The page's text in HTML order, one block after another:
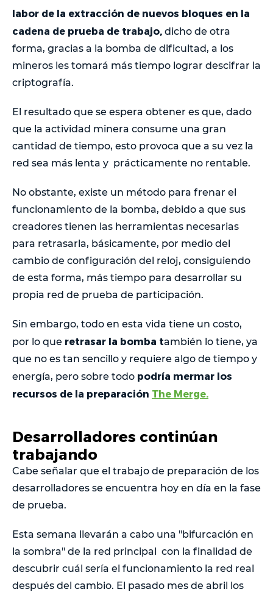
labor de la extracción de nuevos bloques en la
cadena de prueba de trabajo, dicho de otra
forma, gracias a la bomba de dificultad, a los
mineros les tomará más tiempo lograr descifrar la
criptografía.
El resultado que se espera obtener es que, dado
que la actividad minera consume una gran
cantidad de tiempo, esto provoca que a su vez la
red sea más lenta y prácticamente no rentable.
No obstante, existe un método para frenar el
funcionamiento de la bomba, debido a que sus
creadores tienen las herramientas necesarias
para retrasarla, básicamente, por medio del
cambio de configuración del reloj, consiguiendo
de esta forma, más tiempo para desarrollar su
propia red de prueba de participación.
Sin embargo, todo en esta vida tiene un costo,
por lo que retrasar la bomba también lo tiene, ya
que no es tan sencillo y requiere algo de tiempo y
energía, pero sobre todo podría mermar los
recursos de la preparación The Merge.
Desarrolladores continúan
trabajando
Cabe señalar que el trabajo de preparación de los
desarrolladores se encuentra hoy en día en la fase
de prueba.
Esta semana llevarán a cabo una "bifurcación en
la sombra" de la red principal con la finalidad de
descubrir cuál sería el funcionamiento la red real
después del cambio. El pasado mes de abril los